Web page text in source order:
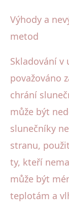
Výhody a
metod
Skladování v
považováno
chrání
může být
slunečníky
stranu,
ty, kteří
může být
teplotám a